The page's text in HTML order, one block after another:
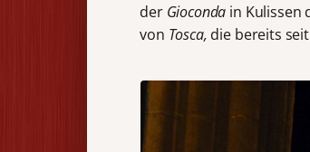
der Gioconda in Kulissen
von Tosca, die bereits